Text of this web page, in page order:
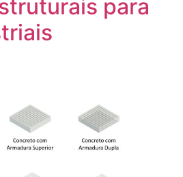
para